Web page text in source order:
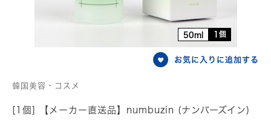
50ml 1個
お気に入りに追加する
韓国美容・コスメ
[1個] 【メーカー直送品】numbuzin (ナンバーズイン)